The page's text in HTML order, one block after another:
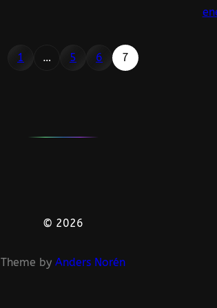
1 … 5 6 7
© 2026
Theme by Anders Norén